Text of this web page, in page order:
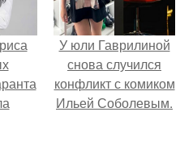
У юли Гаврилиной
снова случился
конфликт с комиком
Ильей Соболевым.